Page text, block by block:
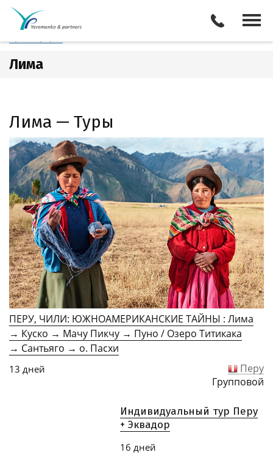
Перу
Экскурсии
Лима
Лима — Туры
ПЕРУ, ЧИЛИ: ЮЖНОАМЕРИКАНСКИЕ ТАЙНЫ : Лима
→ Куско → Мачу Пикчу → Пуно / Озеро Титикака
→ Сантьяго → о. Пасхи
13 дней
Перу
Групповой
Индивидуальный тур Перу
+ Эквадор
16 дней